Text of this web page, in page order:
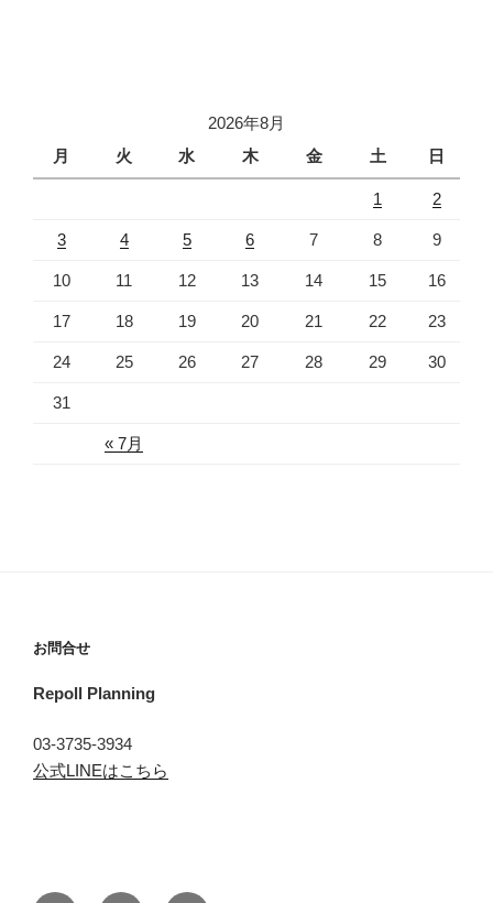
2026年8月
月
火 水 木 金 土 日
« 7月
1 2
3 4 5 6 7 8 9
10 11 12 13 14 15 16
17 18 19 20 21 22 23
24 25 26 27 28 29 30
31
お問合せ
Repoll Planning
03-3735-3934
公式LINEはこちら